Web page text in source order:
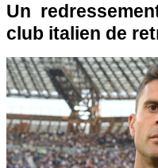
Un
club italien de